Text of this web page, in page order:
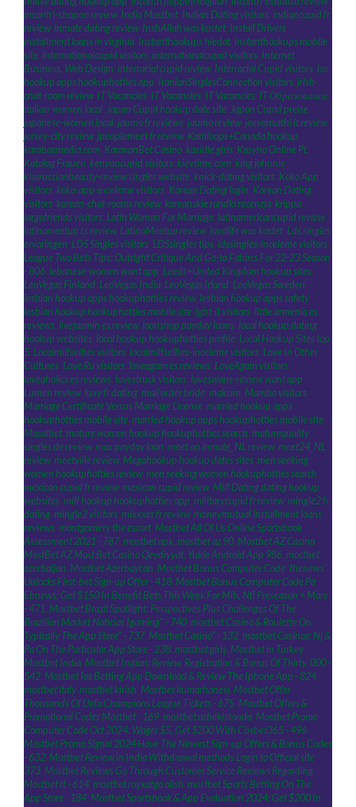
incontri-strapon review, India Mostbet, Indian Dating visitors, indiancupid fr
review, inmate dating review, InshAllah was kostet, Install Drivers,
installment loans in virginia, Instanthookups hledat, instanthookups mobile
site, internationalcupid visitors, internationalcupid visitors, Internet
Business, Web Design, interracial cupid review, Interracial Cupid visitors, ios
hookup apps hookuphotties app, IranianSinglesConnection visitors, irish-
chat-room review, IT Vacancies, IT Vacancies, IT Vacancies, IT Образование,
italian-women local, Japan Cupid hookup date site, Japan Cupid preise,
japanese-women local, jaumo fr reviews, jaumo review, jeevansathi it review,
jersey-city review, jpeoplemeet fr review, Kamloops+Canada hookup,
karabasmedia.com, KaravanBet Casino, kasidie giris, Kasyno Online PL,
Katalog Frauen, kenyancupid visitors, kievtime.com, king johnnie,
kissrussianbeauty-review singles website, knick-dating visitors, Koko App
visitors, koko-app-inceleme visitors, Korean Dating login, Korean Dating
visitors, korean-chat-rooms review, koreanskie randki recenzja, krippa,
largefriends visitors, Latin Woman For Marriage, latinamericancupid review,
latinomeetup cs review, LatinoMeetup review, lavalife was kostet, Lds singles
ervaringen, LDS Singles visitors, LDSsingles tips, ldssingles-inceleme visitors,
League Two Bets Tips: Outright Critique And Go-to Fabircs For 22-23 Season
- 806, lebanese-women want app, Leeds+United Kingdom hookup sites,
LeoVegas Finland, LeoVegas India, LeoVegas Irland, LeoVegas Sweden,
lesbian hookup apps hookuphotties review, lesbian hookup apps safety,
lesbian hookup hookuphotties mobile site, lgbt-it visitors, little armenia es
reviews, livejasmin es review, loanshop payday loans, local hookup dating
hookup websites, local hookup hookuphotties profile, Local Hookup Sites top
5, Localmilfselfies visitors, localmilfselfies-inceleme visitors, Love In Other
Cultures, Love Ru visitors, loveagain es reviews, LoveAgain visitors,
loveaholics es reviews, lovestruck visitors, loveswans-review want app,
Lumen review, luxy fr dating, mail order bride, maksim, Mamba visitors,
Marriage Certificate Versus Marriage License, married hookup apps
hookuphotties mobile site, married hookup apps hookuphotties mobile site,
Masalbet, mature women hookup hookuphotties search, maturequality
singles de review, max payday loan, meet an inmate_NL review, meet24_NL
review, meetville review, Megahookup hookup dates sites, men seeking
women hookuphotties review, men seeking women hookuphotties search,
mexican cupid fr review, mexican cupid review, Milf Dating dating hookup
websites, milf hookup hookuphotties app, militarycupid fr review, mingle2 fr
dating, mingle2 visitors, mixxxer fr review, moneymutual installment loans
reviews, montgomery the escort, Mostbet All Of Us Online Sportsbook
Assessment 2021 - 787, mostbet apk, mostbet az 90, Mostbet AZ Casino,
MostBet AZ Most Bet Casino Qeydiyyat, Yukle Android App 986, mostbet
azerbaijan, Mostbet Azerbaycan, Mostbet Bonus Computer Code 'thenews'
Unlocks First-bet Sign-up Offer - 418, Mostbet Bonus Computer Code Pa
Ebnews: Get $150 In Benefit Bets This Week For Mlb, Nfl Preseason + More
- 471, Mostbet Brazil Spotlight: Perspectives Plus Challenges Of The
Brazilian Market Noticias Igaming" - 740, ‎mostbet Casino & Roulette On
Typically The App Store" - 737, Mostbet Casino" - 132, ‎mostbet Casinos: Nj &
Pa On The Particular App Store - 238, mostbet giriş, Mostbet in Turkey,
Mostbet India, Mostbet Indian: Review, Registration & Bonus Of Thirty, 000 -
542, Mostbet Ios Betting App Download & Review The Iphone App - 824,
mostbet italy, mostbet kirish, Mostbet kumarhanesi, Mostbet Offer
Thousands Of Uefa Champions League Tickets - 675, Mostbet Offers &
Promotional Codes Mostbet - 169, mostbet ozbekistonda, Mostbet Promo
Computer Code Oct 2024: Wager $5, Get $200 With Cbsbet365 - 496,
Mostbet Promo Signal 2024 Have The Newest Sign-up Offers & Bonus Codes
- 632, Mostbet Review in India Withdrawal methods Login to Official site
373, Mostbet Reviews Go Through Customer Service Reviews Regarding
Mostbet It - 614, mostbet royxatga olish, ‎mostbet Sports Betting On The
App Store - 184, Mostbet Sportsbook & App Evaluation 2024: Get $200 In